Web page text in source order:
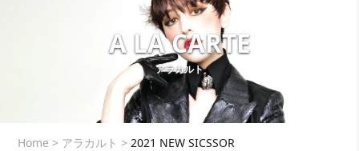
A LA CARTE
アラカルト
Home > アラカルト > 2021 NEW SICSSOR